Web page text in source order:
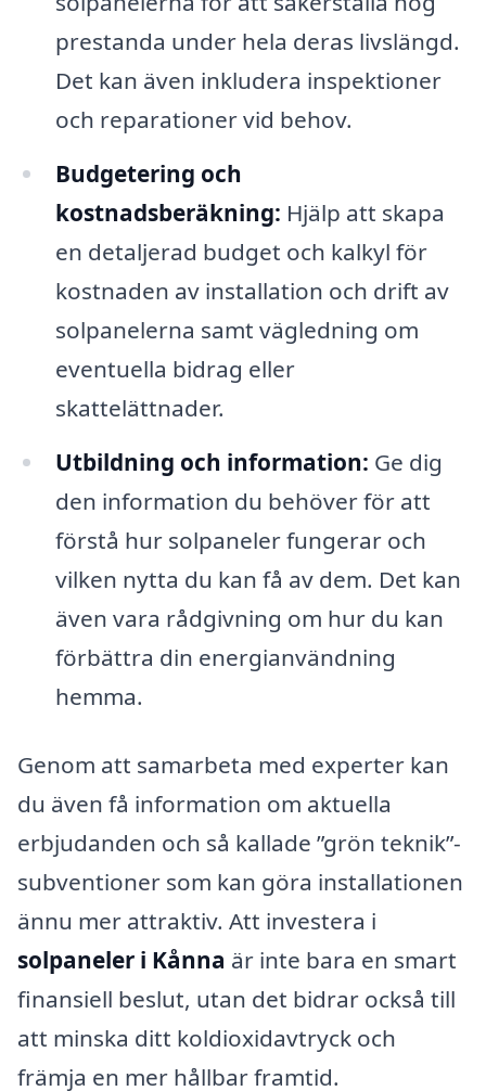
prestanda under hela deras livslängd.
Det kan även inkludera inspektioner
och reparationer vid behov.
Budgetering och
kostnadsberäkning: Hjälp att skapa
en detaljerad budget och kalkyl för
kostnaden av installation och drift av
solpanelerna samt vägledning om
eventuella bidrag eller
skattelättnader.
Utbildning och information: Ge dig
den information du behöver för att
förstå hur solpaneler fungerar och
vilken nytta du kan få av dem. Det kan
även vara rådgivning om hur du kan
förbättra din energianvändning
hemma.
Genom att samarbeta med experter kan
du även få information om aktuella
erbjudanden och så kallade ”grön teknik”-
subventioner som kan göra installationen
ännu mer attraktiv. Att investera i
solpaneler i Kånna är inte bara en smart
finansiell beslut, utan det bidrar också till
att minska ditt koldioxidavtryck och
främja en mer hållbar framtid.